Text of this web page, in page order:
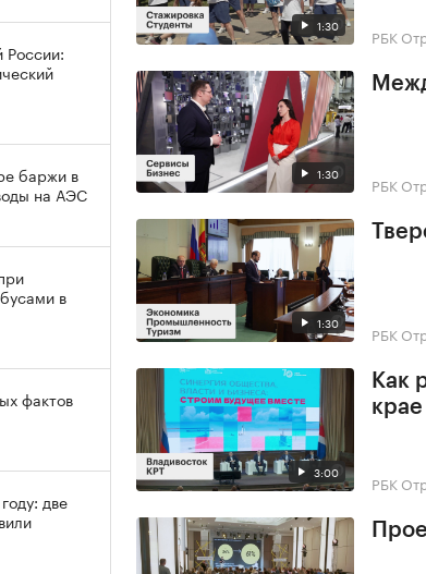
1:30 РБК
1:30 РБК
1:30 РБК
3:00
Как
крае
РБК
России:
баржи в
на АЭС
в
фактов
две